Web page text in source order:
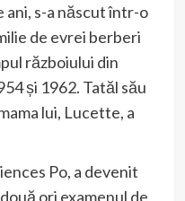
ani, s-a născut într-o
de evrei berberi
războiului din
și 1962. Tatăl său
lui, Lucette, a
Po, a devenit
ori examenul de